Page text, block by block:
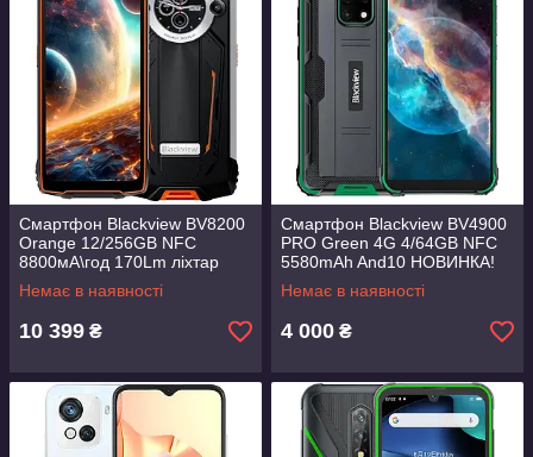
Смартфон Blackview BV8200
Orange 12/256GB NFC
8800мА\год 170Lm ліхтар
MTK Helio G100
Немає в наявності
10 399 ₴
Смартфон Blackview BV4900
PRO Green 4G 4/64GB NFC
5580mAh And10 НОВИНКА!
Немає в наявності
4 000 ₴